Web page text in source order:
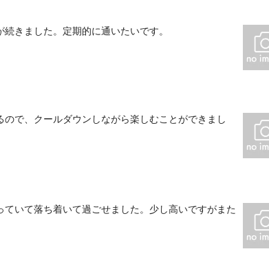
きました。定期的に通いたいです。
で、クールダウンしながら楽しむことができまし
いて落ち着いて過ごせました。少し高いですがまた